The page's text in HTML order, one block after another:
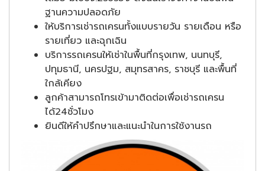
ฐานความปลอดภัย
ให้บริการเช่ารถเครนทั้งแบบรายวัน รายเดือน หรือ
รายเที่ยว และฉุกเฉิน
บริการรถเครนให้เช่าในพื้นที่กรุงเทพ, นนทบุรี,
ปทุมธานี, นครปฐม, สมุทรสาคร, ราชบุรี และพื้นที่
ใกล้เคียง
ลูกค้าสามารถโทรเข้ามาติดต่อเพื่อเช่ารถเครน
ได้24ชั่วโมง
ยินดีให้คำปรึกษาและแนะนำในการใช้งานรถ